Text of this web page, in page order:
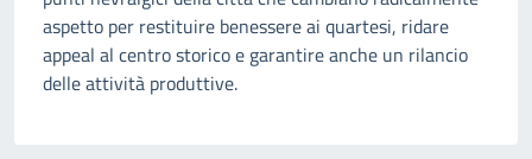
aspetto per restituire benessere ai quartesi, ridare
appeal al centro storico e garantire anche un rilancio
delle attività produttive.